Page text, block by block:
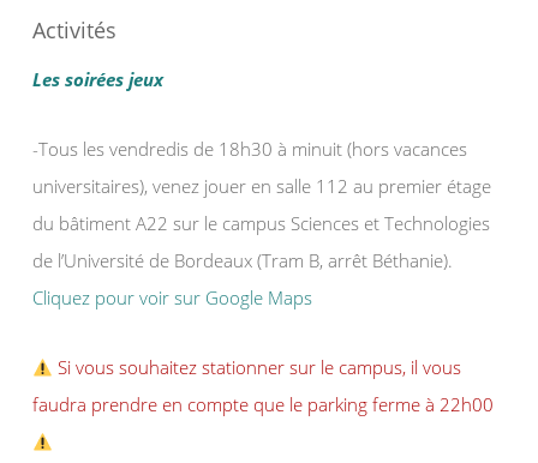
Activités
Les soirées jeux
-Tous les vendredis de 18h30 à minuit (hors vacances
universitaires), venez jouer en salle 112 au premier étage
du bâtiment A22 sur le campus Sciences et Technologies
de l’Université de Bordeaux (Tram B, arrêt Béthanie).
Cliquez pour voir sur Google Maps
Si vous souhaitez stationner sur le campus, il vous
faudra prendre en compte que le parking ferme à 22h00